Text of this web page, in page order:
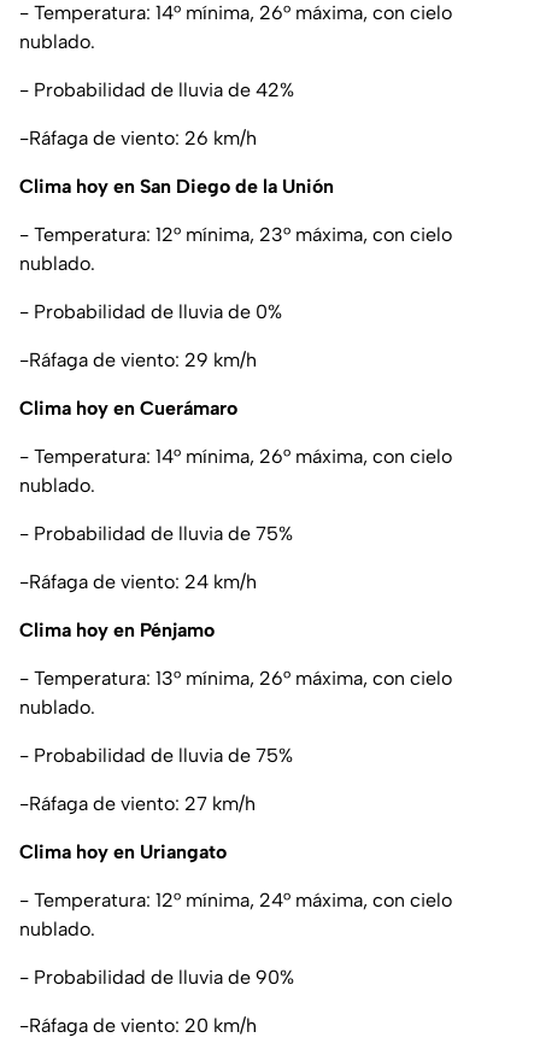
- Temperatura: 14° mínima, 26° máxima, con cielo
nublado.
- Probabilidad de lluvia de 42%
-Ráfaga de viento: 26 km/h
Clima hoy en San Diego de la Unión
- Temperatura: 12° mínima, 23° máxima, con cielo
nublado.
- Probabilidad de lluvia de 0%
-Ráfaga de viento: 29 km/h
Clima hoy en Cuerámaro
- Temperatura: 14° mínima, 26° máxima, con cielo
nublado.
- Probabilidad de lluvia de 75%
-Ráfaga de viento: 24 km/h
Clima hoy en Pénjamo
- Temperatura: 13° mínima, 26° máxima, con cielo
nublado.
- Probabilidad de lluvia de 75%
-Ráfaga de viento: 27 km/h
Clima hoy en Uriangato
- Temperatura: 12° mínima, 24° máxima, con cielo
nublado.
- Probabilidad de lluvia de 90%
-Ráfaga de viento: 20 km/h